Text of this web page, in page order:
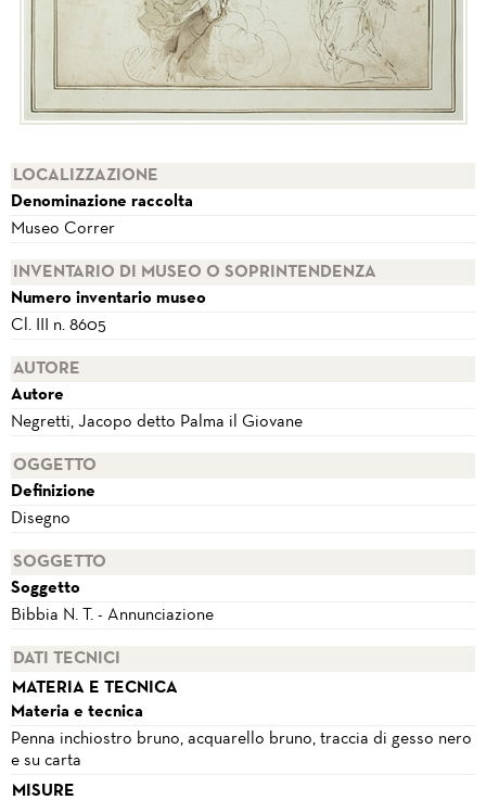
LOCALIZZAZIONE
Denominazione raccolta
Museo Correr
INVENTARIO DI MUSEO O SOPRINTENDENZA
Numero inventario museo
Cl. III n. 8605
AUTORE
Autore
Negretti, Jacopo detto Palma il Giovane
OGGETTO
Definizione
Disegno
SOGGETTO
Soggetto
Bibbia N. T. - Annunciazione
DATI TECNICI
MATERIA E TECNICA
Materia e tecnica
Penna inchiostro bruno, acquarello bruno, traccia di gesso nero
e su carta
MISURE